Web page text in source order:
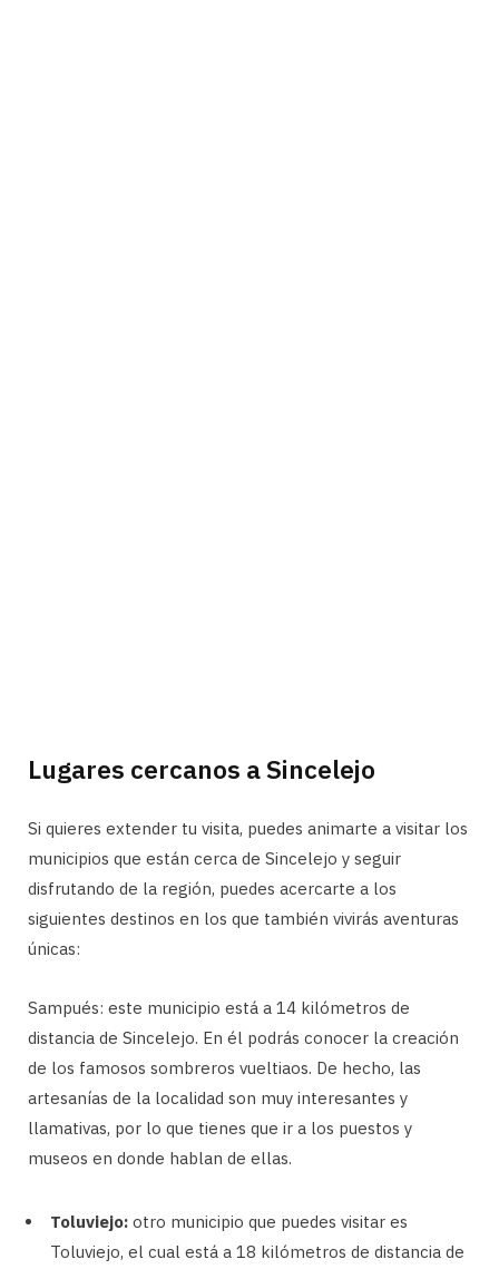
Lugares cercanos a Sincelejo
Si quieres extender tu visita, puedes animarte a visitar los
municipios que están cerca de Sincelejo y seguir
disfrutando de la región, puedes acercarte a los
siguientes destinos en los que también vivirás aventuras
únicas:
Sampués: este municipio está a 14 kilómetros de
distancia de Sincelejo. En él podrás conocer la creación
de los famosos sombreros vueltiaos. De hecho, las
artesanías de la localidad son muy interesantes y
llamativas, por lo que tienes que ir a los puestos y
museos en donde hablan de ellas.
Toluviejo: otro municipio que puedes visitar es
Toluviejo, el cual está a 18 kilómetros de distancia de